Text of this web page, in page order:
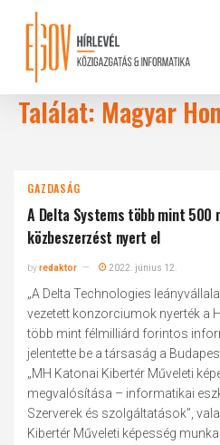
content
Találat: Magyar
GAZDASÁG
A Delta Systems több mint 500
közbeszerzést nyert el
byredaktor 2022. június 12.
„A Delta Technologies
vezetett konzorciumok nyerték a
több mint félmilliárd forintos
jelentette be a társaság a
„MH Katonai Kibertér Műveleti
megvalósítása – informatikai
Szerverek és szolgáltatások”,
Kibertér Műveleti képesség